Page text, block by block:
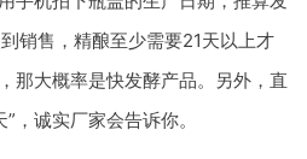
销售，精酿至少需要21天以上才
那大概率是快发酵产品。另外，直
，诚实厂家会告诉你。